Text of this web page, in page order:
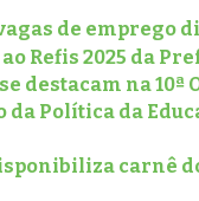
vagas de emprego
Refis 2025 da
destacam na
Política da
carnê